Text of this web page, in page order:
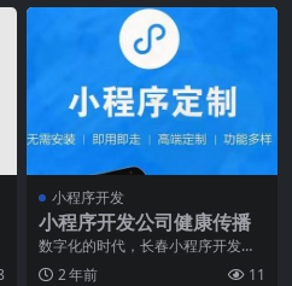
小程序开发
小程序开发公司健康传播
数字化的时代，长春小程序开发公
司已经成为了推动社会进步和经济
发展的重要力量。然而
2 年前 11